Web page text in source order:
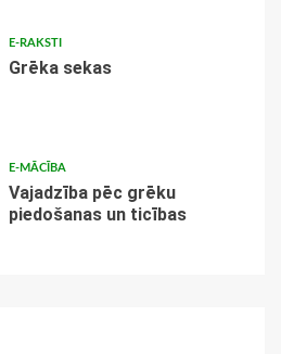
E-RAKSTI
Grēka sekas
E-MĀCĪBA
Vajadzība pēc grēku
piedošanas un ticības